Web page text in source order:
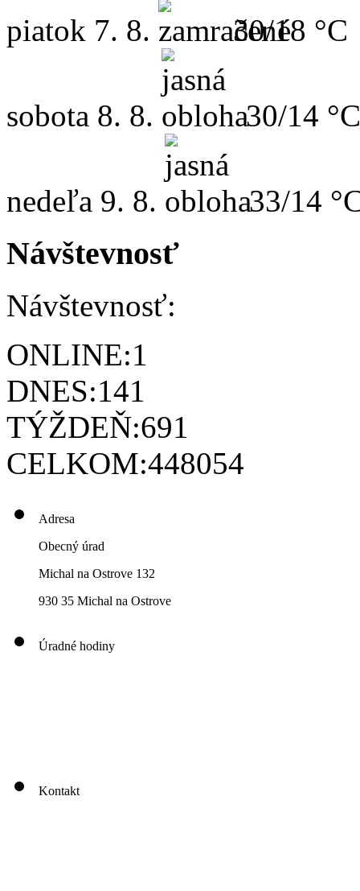
piatok 7. 8. 30/18 °C
sobota 8. 8. 30/14 °C
nedeľa 9. 8. 33/14
Návštevnosť
Návštevnosť:
ONLINE:1
DNES:141
TÝŽDEŇ:691
CELKOM:448054
Adresa
Obecný úrad
Michal na Ostrove 132
930 35 Michal na Ostrove
Úradné hodiny
Kontakt